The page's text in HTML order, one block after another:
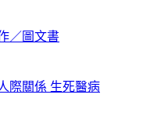
／圖文書
際關係 生死醫病